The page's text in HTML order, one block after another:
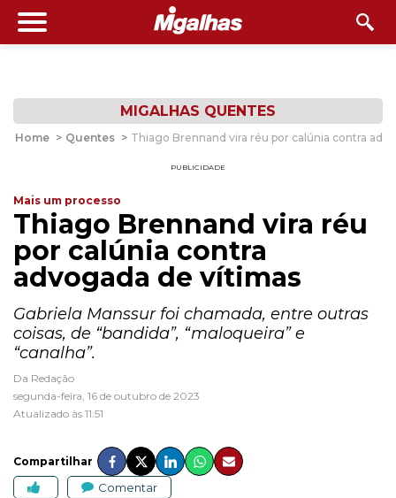
MIGALHAS QUENTES
Home > Quentes > Thiago Brennand vira réu por calúnia contra
PUBLICIDADE
Mais um processo
Thiago Brennand vira réu
por calúnia contra
advogada de vítimas
Gabriela Manssur foi chamada, entre outras
coisas, de “bandida”, “maloqueira” e
“canalha”.
Da Redação
segunda-feira, 16 de outubro de 2023
Atualizado às 11:51
Compartilhar
Comentar